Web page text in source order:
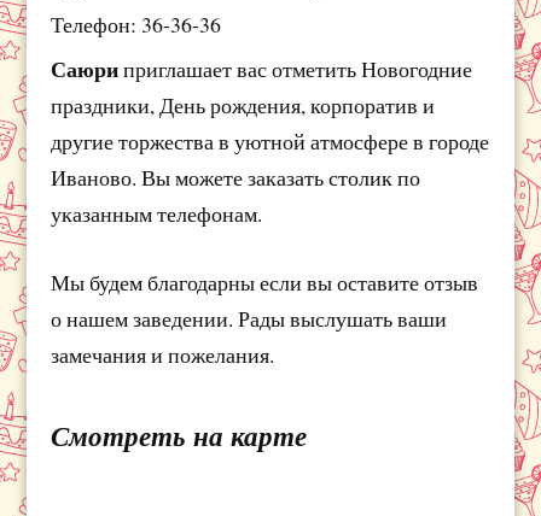
Телефон: 36-36-36
Саюриприглашает вас отметить Новогодние
праздники, День рождения, корпоратив и
другие торжества в уютной атмосфере в городе
Иваново. Вы можете заказать столик по
указанным телефонам.
Мы будем благодарны если вы оставите отзыв
о нашем заведении. Рады выслушать ваши
замечания и пожелания.
Смотреть на карте